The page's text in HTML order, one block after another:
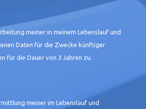
meiner in meinem Lebenslauf und
Daten für die Zwecke künftiger
für die Dauer von 3 Jahren zu.
meiner im Lebenslauf und